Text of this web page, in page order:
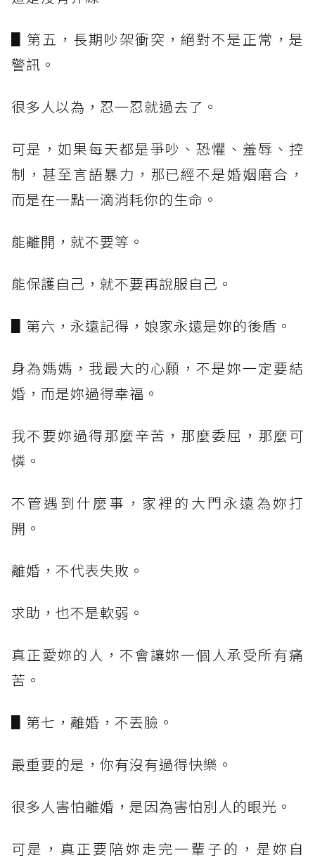
▋第五，長期吵架衝突，絕對不是正常，是
警訊。
很多人以為，忍一忍就過去了。
可是，如果每天都是爭吵、恐懼、羞辱、控
制，甚至言語暴力，那已經不是婚姻磨合，
而是在一點一滴消耗你的生命。
能離開，就不要等。
能保護自己，就不要再說服自己。
▋第六，永遠記得，娘家永遠是妳的後盾。
身為媽媽，我最大的心願，不是妳一定要結
婚，而是妳過得幸福。
我不要妳過得那麼辛苦，那麼委屈，那麼可
憐。
不管遇到什麼事，家裡的大門永遠為妳打
開。
離婚，不代表失敗。
求助，也不是軟弱。
真正愛妳的人，不會讓妳一個人承受所有痛
苦。
▋第七，離婚，不丟臉。
最重要的是，你有沒有過得快樂。
很多人害怕離婚，是因為害怕別人的眼光。
可是，真正要陪妳走完一輩子的，是妳自